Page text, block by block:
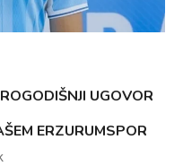
UGOVOR
ERZURUMSPOR